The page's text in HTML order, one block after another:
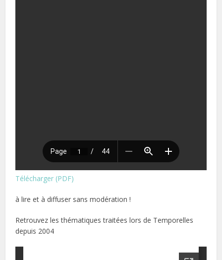
Télécharger (PDF)
à lire et à diffuser sans modération !
Retrouvez les thématiques traitées lors de Temporelles
depuis 2004